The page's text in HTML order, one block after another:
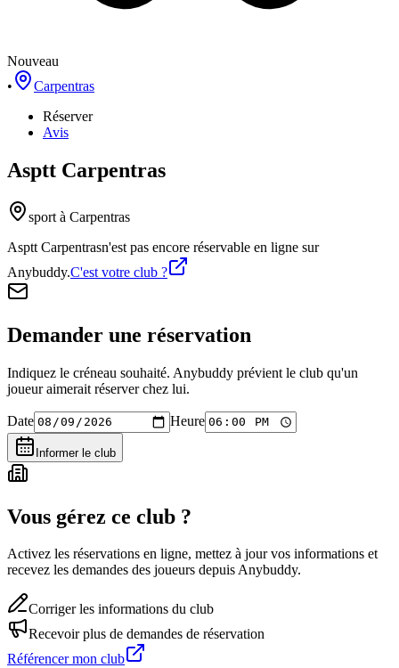
Nouveau
•
Carpentras
Réserver
Avis
Asptt Carpentras
sport à Carpentras
Asptt Carpentrasn'est pas encore réservable en ligne sur
Anybuddy.C'est votre club ?
Demander une réservation
Indiquez le créneau souhaité. Anybuddy prévient le club qu'un
joueur aimerait réserver chez lui.
Date Heure
Informer le club
Vous gérez ce club ?
Activez les réservations en ligne, mettez à jour vos informations et
recevez les demandes des joueurs depuis Anybuddy.
Corriger les informations du club
Recevoir plus de demandes de réservation
Référencer mon club